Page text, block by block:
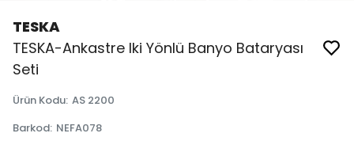
TESKA
TESKA-Ankastre Iki Yönlü Banyo Bataryası
Seti
Ürün Kodu: AS 2200
Barkod: NEFA078